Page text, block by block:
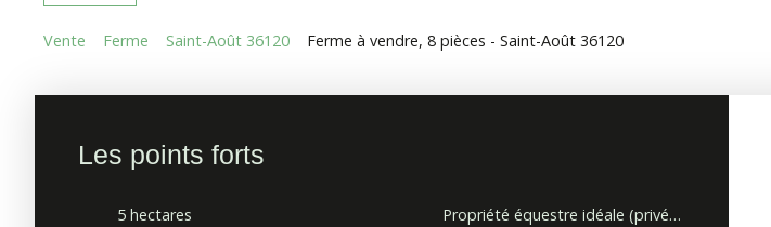
Vente Ferme Saint-Août 36120 Ferme à vendre, 8 pièces - Saint-Août 36120
Les points forts
5 hectares Propriété équestre idéale (privée ou professionnelle)